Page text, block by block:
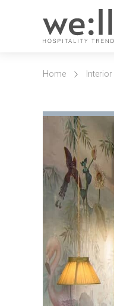
Home Interior